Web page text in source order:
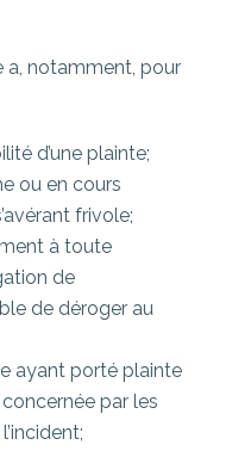
a, notamment, pour
d’une plainte;
ou en cours
frivole;
à toute
de
de déroger au
ayant porté plainte
par les